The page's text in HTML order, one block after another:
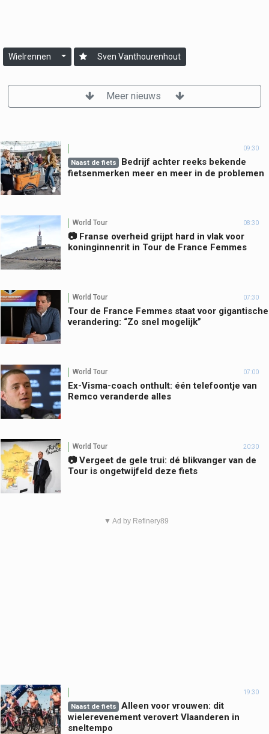
Wielrennen Sven Vanthourenhout
Meer nieuws
09:30
Naast de fiets
Bedrijf achter reeks bekende
fietsenmerken meer en meer in de problemen
World Tour 08:30
📷 Franse overheid grijpt hard in vlak voor
koninginnenrit in Tour de France Femmes
World Tour 07:30
Tour de France Femmes staat voor gigantische
verandering: “Zo snel mogelijk”
World Tour 07:00
Ex-Visma-coach onthult: één telefoontje van
Remco veranderde alles
World Tour 20:30
📷 Vergeet de gele trui: dé blikvanger van de
Tour is ongetwijfeld deze fiets
▼ Ad by Refinery89
19:30
Naast de fiets
Alleen voor vrouwen: dit
wielerevenement verovert Vlaanderen in
sneltempo